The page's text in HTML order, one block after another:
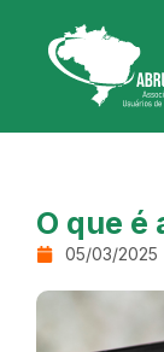
O que é
05/03/2025